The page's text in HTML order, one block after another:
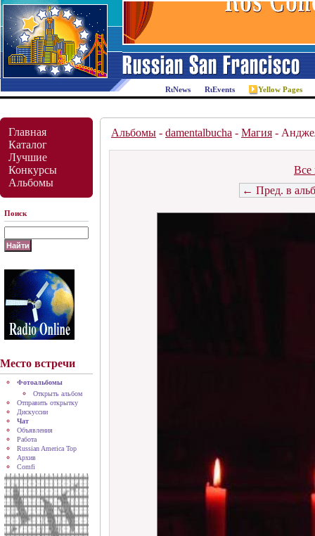
News Events Yellow Pages
Главная
Каталог
Лучшие
Конкурсы
Альбомы
Поиск
Место встречи
Фотоальбомы
Открыть альбом
Отправить открытку
Дискуссии
Чат
Объявления
Работа
Russian America Top
Архив
Comfi
Альбомы - damentalbucha - Магия -
Все
← Пред. в